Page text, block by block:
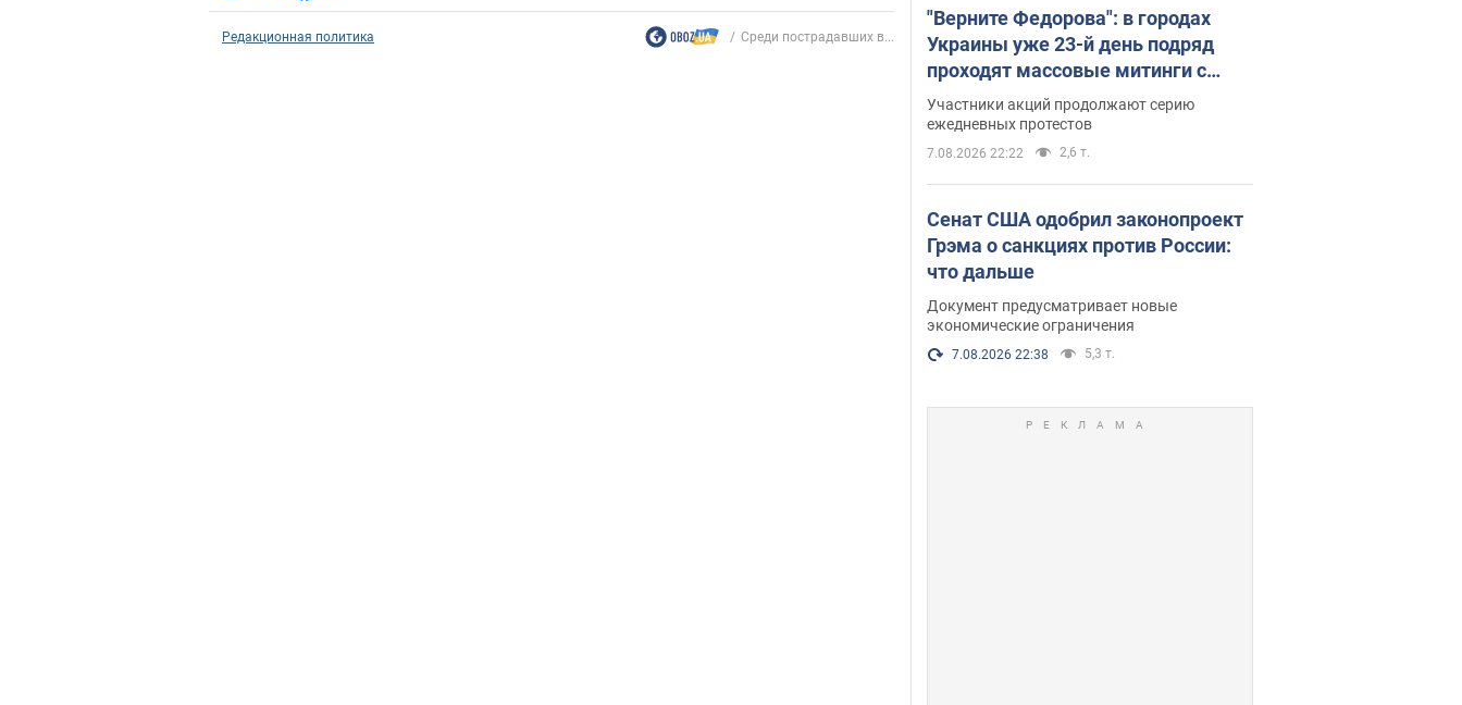
Редакционная политика Среди пострадавших в...
"Верните Федорова": в городах
Украины уже 23-й день подряд
проходят массовые митинги с
плакатами. Фото и видео
Участники акций продолжают серию
ежедневных протестов
7.08.2026 22:22 2,6 т.
Сенат США одобрил законопроект
Грэма о санкциях против России:
что дальше
Документ предусматривает новые
экономические ограничения
7.08.2026 22:38 5,3 т.